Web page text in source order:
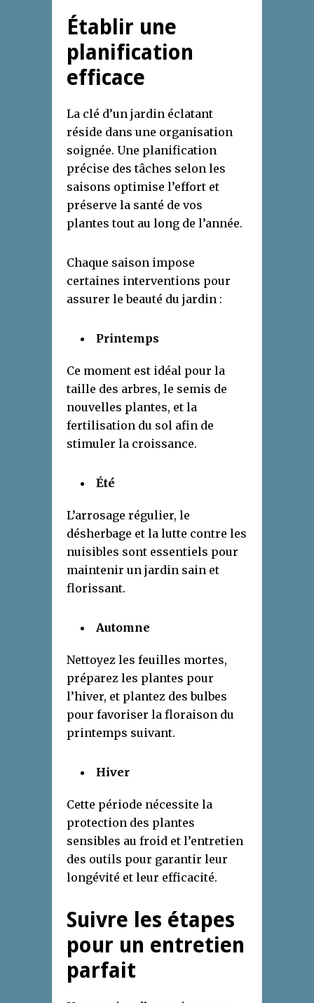
Établir une
planification
efficace
La clé d’un jardin éclatant
réside dans une organisation
soignée. Une planification
précise des tâches selon les
saisons optimise l’effort et
préserve la santé de vos
plantes tout au long de l’année.
Chaque saison impose
certaines interventions pour
assurer le beauté du jardin :
Printemps
Ce moment est idéal pour la
taille des arbres, le semis de
nouvelles plantes, et la
fertilisation du sol afin de
stimuler la croissance.
Été
L’arrosage régulier, le
désherbage et la lutte contre les
nuisibles sont essentiels pour
maintenir un jardin sain et
florissant.
Automne
Nettoyez les feuilles mortes,
préparez les plantes pour
l’hiver, et plantez des bulbes
pour favoriser la floraison du
printemps suivant.
Hiver
Cette période nécessite la
protection des plantes
sensibles au froid et l’entretien
des outils pour garantir leur
longévité et leur efficacité.
Suivre les étapes
pour un entretien
parfait